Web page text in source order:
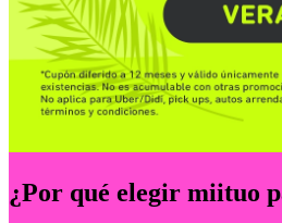
¿Por qué elegir miituo